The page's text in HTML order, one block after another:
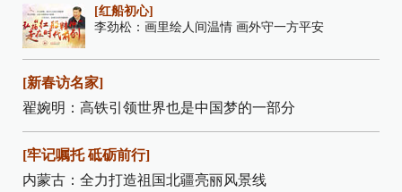
[红船初心]
李劲松：画里绘人间温情 画外守一方平安
[新春访名家]
翟婉明：高铁引领世界也是中国梦的一部分
[牢记嘱托 砥砺前行]
内蒙古：全力打造祖国北疆亮丽风景线